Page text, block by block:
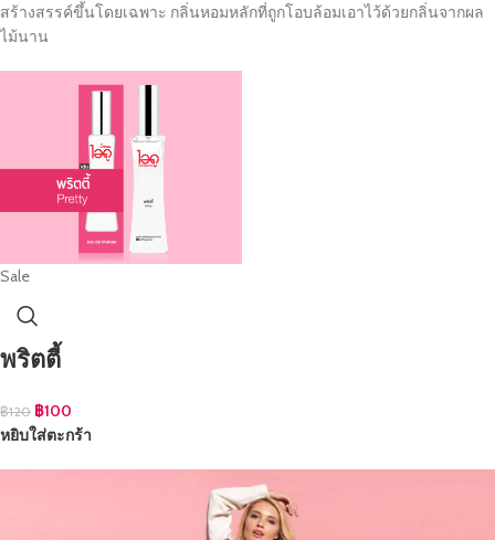
สร้างสรรค์ขึ้นโดยเฉพาะ กลิ่นหอมหลักที่ถูกโอบล้อมเอาไว้ด้วยกลิ่นจากผล
ไม้นาน
Sale
พริตตี้
฿120 ฿100
หยิบใส่ตะกร้า